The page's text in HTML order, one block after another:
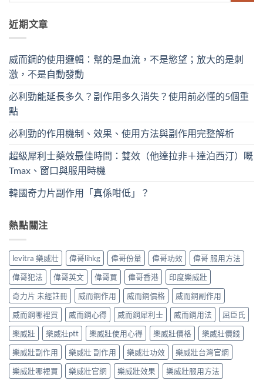
近期文章
威而鋼的使用邏輯：幫的是血流，不是慾望；放大的是刺
激，不是自動發動
必利勁能延長多久？副作用多久消失？使用前必懂的5個重
點
必利勁的作用機制、效果、使用方法與副作用完整解析
超級犀利士藥效最佳時間：雙效（他達拉非＋達泊西汀）嘅
Tmax、窗口與服用時機
韓國奇力片副作用「真係咁低」？
熱點關注
levitra 樂威壯 偉哥lihkg 偉哥份量 偉哥功效
偉哥 服用方法
偉哥犯法
偉哥英文 偉哥買 偉哥香港
印度樂威壯
奇力片 未經註冊
威而鋼作用 威而鋼價格
威而鋼副作用
威而鋼哪裡買
威而鋼心得 威而鋼犀利士 威而鋼用法
屈臣氏
樂威壯
樂威壯ptt 樂威壯使用心得 樂威壯價格
樂威壯價錢
樂威壯副作用
樂威壯 副作用 樂威壯功效
樂威壯台灣官網
樂威壯哪裡買
樂威壯官網 樂威壯效果 樂威壯服用方法